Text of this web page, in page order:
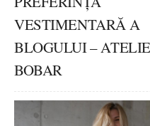
VESTIMENTARĂ A
BLOGULUI –
BOBAR